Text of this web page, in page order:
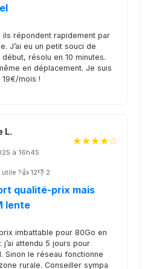
ils répondent rapidement par
J’ai eu un petit souci de
résolu en 10 minutes.
en déplacement. Je suis
mois !
L.
à 16h45
★★★★☆
?👍 12👎 2
qualité-prix mais
lente
imbattable pour 80Go en
j’ai attendu 5 jours pour
Sinon le réseau fonctionne
rurale. Conseiller sympa